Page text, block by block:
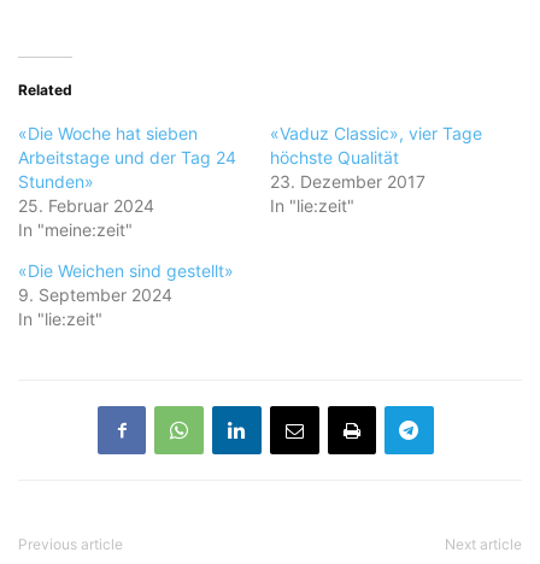
Related
«Die Woche hat sieben
Arbeitstage und der Tag 24
Stunden»
25. Februar 2024
In "meine:zeit"
«Vaduz Classic», vier Tage
höchste Qualität
23. Dezember 2017
In "lie:zeit"
«Die Weichen sind gestellt»
9. September 2024
In "lie:zeit"
Previous article Next article